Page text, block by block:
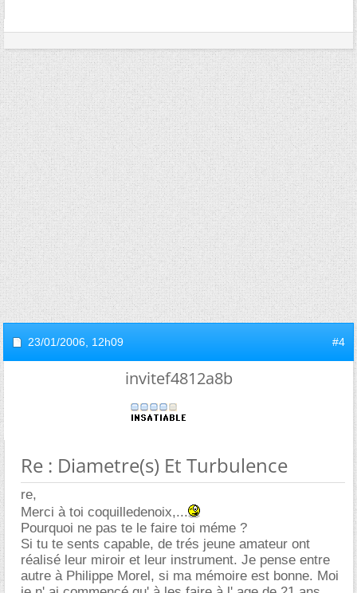
23/01/2006, 12h09 #4
invitef4812a8b
Re : Diametre(s) Et Turbulence
re,
Merci à toi coquilledenoix,...
Pourquoi ne pas te le faire toi méme ?
Si tu te sents capable, de trés jeune amateur ont
réalisé leur miroir et leur instrument. Je pense entre
autre à Philippe Morel, si ma mémoire est bonne. Moi